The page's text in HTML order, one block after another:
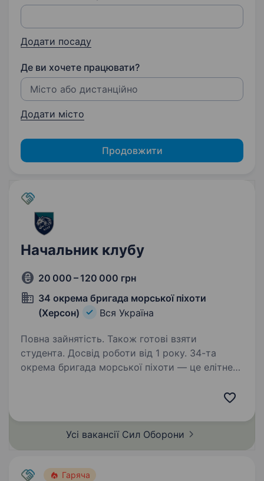
Додати посаду
Де ви хочете працювати?
Додати місто
Продовжити
Начальник клубу
20 000 – 120 000 грн
34 окрема бригада морської піхоти
(Херсон)
Вся Україна
Повна зайнятість. Також готові взяти
студента. Досвід роботи від 1 року. 34-та
окрема бригада морської піхоти — це елітне
лютого 2026 отримало нову офіційну назву…
Усі вакансії Сил Оборони
Гаряча